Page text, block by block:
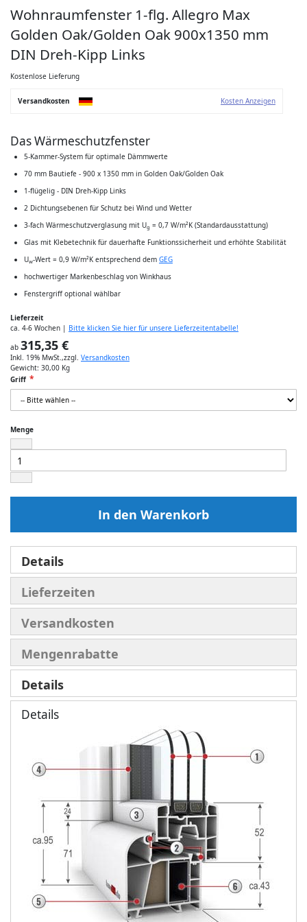
Anfang
Bildgalerie
Wohnraumfenster 1-flg. Allegro Max
Golden Oak/Golden Oak 900x1350 mm
DIN Dreh-Kipp Links
Kostenlose Lieferung
Versandkosten Kosten Anzeigen
Das Wärmeschutzfenster
5-Kammer-System für optimale Dämmwerte
70 mm Bautiefe - 900 x 1350 mm in Golden Oak/Golden Oak
1-flügelig - DIN Dreh-Kipp Links
2 Dichtungsebenen für Schutz bei Wind und Wetter
3-fach Wärmeschutzverglasung mit Ug = 0,7 W/m²K (Standardausstattung)
Glas mit Klebetechnik für dauerhafte Funktionssicherheit und erhöhte Stabilität
Uw-Wert = 0,9 W/m²K entsprechend dem GEG
hochwertiger Markenbeschlag von Winkhaus
Fenstergriff optional wählbar
Lieferzeit
ca. 4-6 Wochen | Bitte klicken Sie hier für unsere Lieferzeitentabelle!
ab 315,35 €
Inkl. 19% MwSt.,zzgl. Versandkosten
Gewicht: 30,00 Kg
Griff
Menge
In den Warenkorb
Details
Lieferzeiten
Versandkosten
Mengenrabatte
Details
Details